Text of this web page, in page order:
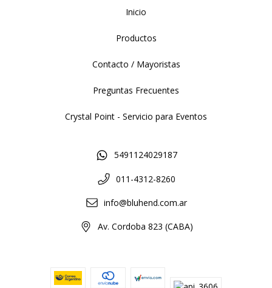
Inicio
Productos
Contacto / Mayoristas
Preguntas Frecuentes
Crystal Point - Servicio para Eventos
5491124029187
011-4312-8260
info@bluhend.com.ar
Av. Cordoba 823 (CABA)